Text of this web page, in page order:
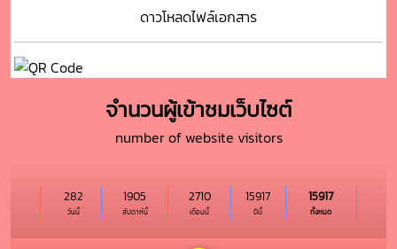
ดาวโหลดไฟล์เอกสาร
จำนวนผู้เข้าชมเว็บไซต์
number of website visitors
วันนี้
282
สัปดาห์นี้
1905
เดือนนี้
2710
ปีนี้
15917
ทั้งหมด
15917